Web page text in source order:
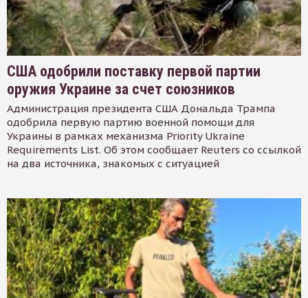
США одобрили поставку первой партии
оружия Украине за счет союзников
Администрация президента США Дональда Трампа
одобрила первую партию военной помощи для
Украины в рамках механизма Priority Ukraine
Requirements List. Об этом сообщает Reuters со ссылкой
на два источника, знакомых с ситуацией